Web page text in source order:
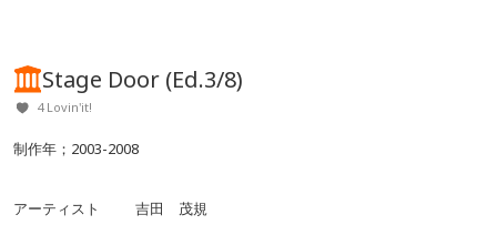
Stage Door (Ed.3/8)
4 Lovin'it!
制作年；2003-2008
アーティスト 吉田 茂規